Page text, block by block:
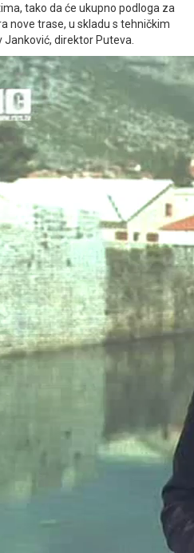
tako da će ukupno podloga za
nove trase, u skladu s tehničkim
direktor Puteva.
županije Ivan
koja je započeta prije četrdeset
puta Drvar-Istočni Drvar,